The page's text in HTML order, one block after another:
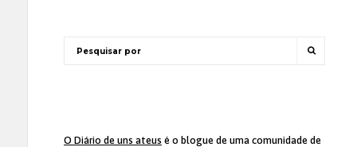
O Diário de uns ateus é o blogue de uma comunidade de